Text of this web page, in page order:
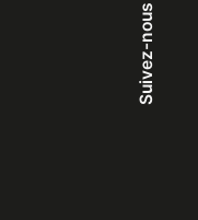
Suivez-nous